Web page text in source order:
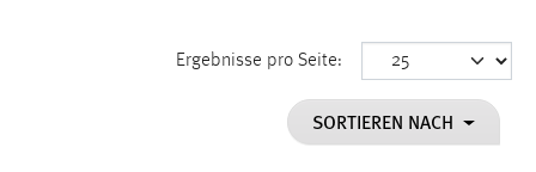
Ergebnisse pro Seite:
SORTIEREN NACH
Dieser Cookie speichert die ausgewählten Einverständnis-